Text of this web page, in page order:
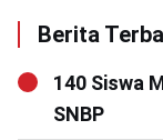
Berita
140 Siswa
SNBP